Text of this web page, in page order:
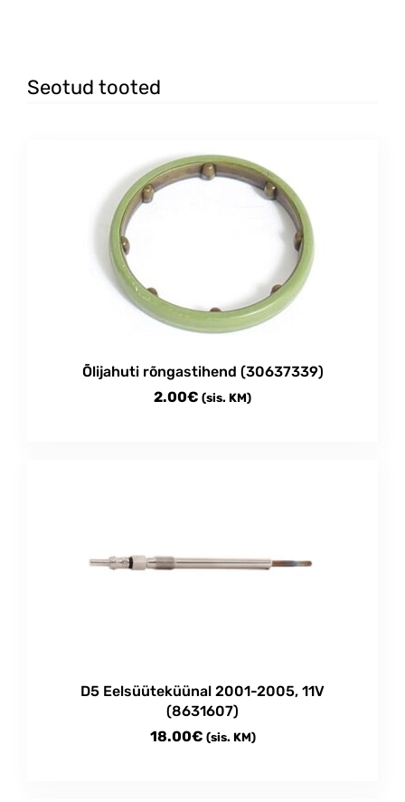
Seotud tooted
Õlijahuti rõngastihend (30637339)
2.00€ (sis. KM)
D5 Eelsüüteküünal 2001-2005, 11V
(8631607)
18.00€ (sis. KM)